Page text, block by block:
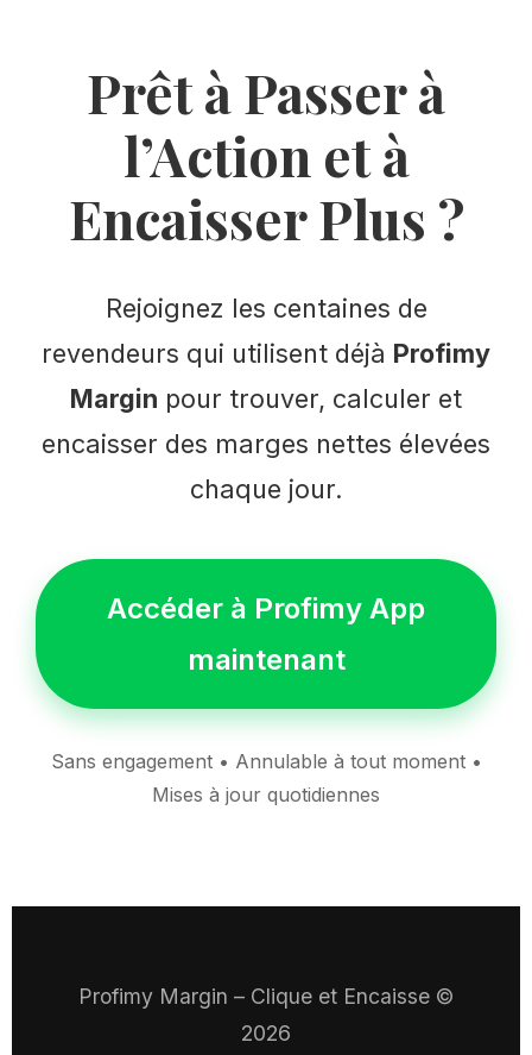
Prêt à Passer à
l’Action et à
Encaisser Plus ?
Rejoignez les centaines de
revendeurs qui utilisent déjà Profimy
Margin pour trouver, calculer et
encaisser des marges nettes élevées
chaque jour.
Accéder à Profimy App
maintenant
Sans engagement • Annulable à tout moment •
Mises à jour quotidiennes
Profimy Margin – Clique et Encaisse ©
2026